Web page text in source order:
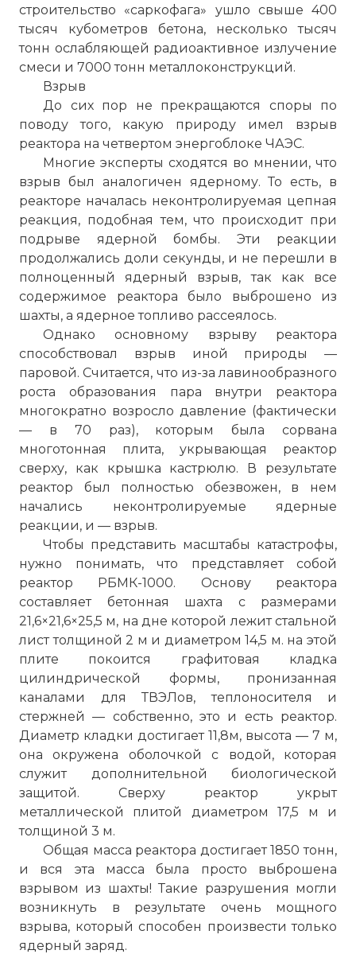
строительство «саркофага» ушло свыше 400
тысяч кубометров бетона, несколько тысяч
тонн ослабляющей радиоактивное излучение
смеси и 7000 тонн металлоконструкций.
Взрыв
До сих пор не прекращаются споры по
поводу того, какую природу имел взрыв
реактора на четвертом энергоблоке ЧАЭС.
Многие эксперты сходятся во мнении, что
взрыв был аналогичен ядерному. То есть, в
реакторе началась неконтролируемая цепная
реакция, подобная тем, что происходит при
подрыве ядерной бомбы. Эти реакции
продолжались доли секунды, и не перешли в
полноценный ядерный взрыв, так как все
содержимое реактора было выброшено из
шахты, а ядерное топливо рассеялось.
Однако основному взрыву реактора
способствовал взрыв иной природы —
паровой. Считается, что из-за лавинообразного
роста образования пара внутри реактора
многократно возросло давление (фактически
— в 70 раз), которым была сорвана
многотонная плита, укрывающая реактор
сверху, как крышка кастрюлю. В результате
реактор был полностью обезвожен, в нем
начались неконтролируемые ядерные
реакции, и — взрыв.
Чтобы представить масштабы катастрофы,
нужно понимать, что представляет собой
реактор РБМК-1000. Основу реактора
составляет бетонная шахта с размерами
21,6×21,6×25,5 м, на дне которой лежит стальной
лист толщиной 2 м и диаметром 14,5 м. на этой
плите покоится графитовая кладка
цилиндрической формы, пронизанная
каналами для ТВЭЛов, теплоносителя и
стержней — собственно, это и есть реактор.
Диаметр кладки достигает 11,8м, высота — 7 м,
она окружена оболочкой с водой, которая
служит дополнительной биологической
защитой. Сверху реактор укрыт
металлической плитой диаметром 17,5 м и
толщиной 3 м.
Общая масса реактора достигает 1850 тонн,
и вся эта масса была просто выброшена
взрывом из шахты! Такие разрушения могли
возникнуть в результате очень мощного
взрыва, который способен произвести только
ядерный заряд.
Пытались выяснить степень угрозы для
здоровья граждан соседних с
Чернобылем областей.
Фото статьи: